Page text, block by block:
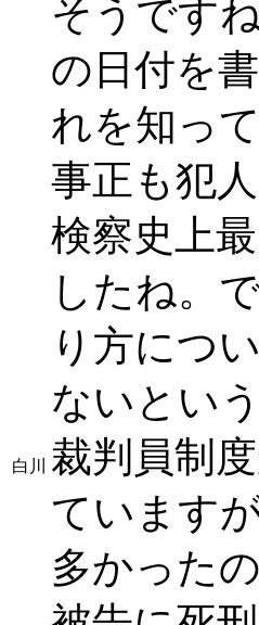
白川
そうです
の日付を
れを知っ
事正も犯
検察史上
したね。
り方につ
ないとい
裁判員制
ています
多かった